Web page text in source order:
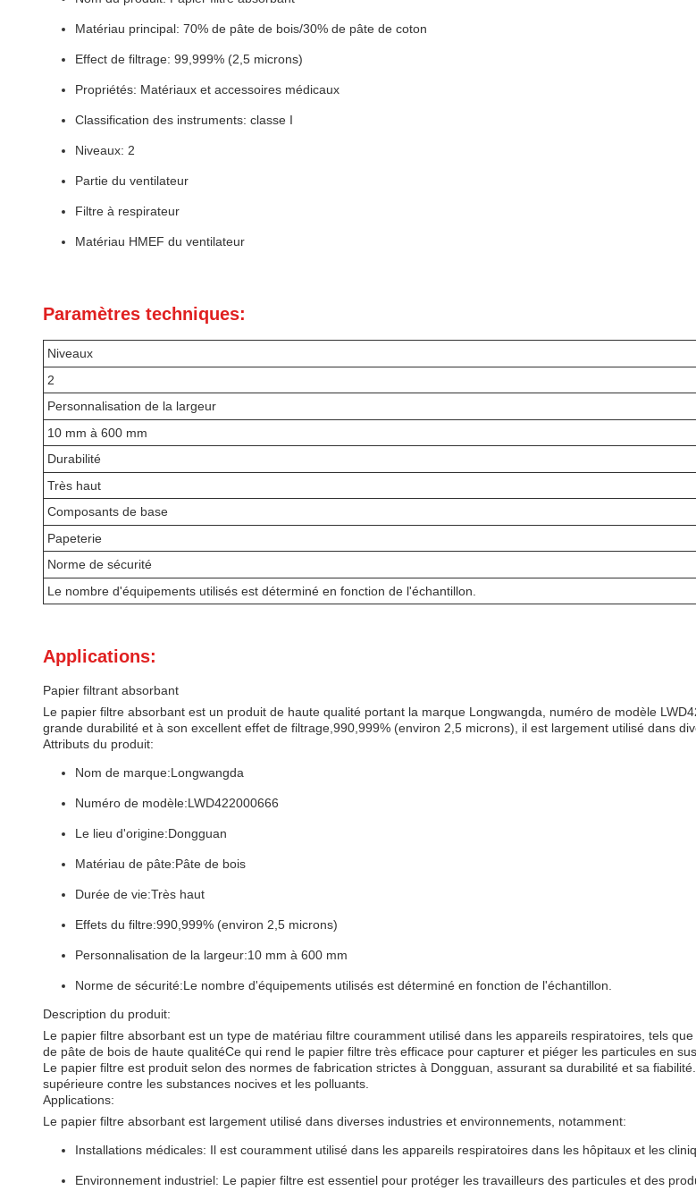
Matériau principal: 70% de pâte de bois/30% de pâte de coton
Effect de filtrage: 99,999% (2,5 microns)
Propriétés: Matériaux et accessoires médicaux
Classification des instruments: classe I
Niveaux: 2
Partie du ventilateur
Filtre à respirateur
Matériau HMEF du ventilateur
Paramètres techniques:
Niveaux
2
Personnalisation de la largeur
10 mm à 600 mm
Durabilité
Très haut
Composants de base
Papeterie
Norme de sécurité
Le nombre d'équipements utilisés est déterminé en fonction de l'échantillon.
Applications:
Papier filtrant absorbant
Le papier filtre absorbant est un produit de haute qualité portant la marque Longwangda, numéro de modèle
grande durabilité et à son excellent effet de filtrage, 990,999% (environ 2,5 microns) , il est largement utilisé dans
Attributs du produit:
Nom de marque:Longwangda
Numéro de modèle:LWD422000666
Le lieu d'origine:Dongguan
Matériau de pâte:Pâte de bois
Durée de vie:Très haut
Effets du filtre:990,999% (environ 2,5 microns)
Personnalisation de la largeur:10 mm à 600 mm
Norme de sécurité:Le nombre d'équipements utilisés est déterminé en fonction de l'échantillon.
Description du produit:
Le papier filtre absorbant est un type de matériau filtre couramment utilisé dans les appareils respiratoires, tels
de pâte de bois de haute qualitéCe qui rend le papier filtre très efficace pour capturer et piéger les particules en
Le papier filtre est produit selon des normes de fabrication strictes à Dongguan, assurant sa durabilité et sa fiabilité.
supérieure contre les substances nocives et les polluants.
Applications:
Le papier filtre absorbant est largement utilisé dans diverses industries et environnements, notamment:
Installations médicales: Il est couramment utilisé dans les appareils respiratoires dans les hôpitaux et les
Environnement industriel: Le papier filtre est essentiel pour protéger les travailleurs des particules et des